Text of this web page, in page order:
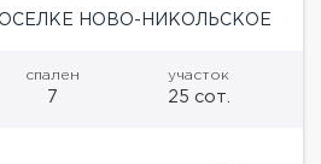
НОВО-НИКОЛЬСКОЕ
спален
7
участок
25 сот.